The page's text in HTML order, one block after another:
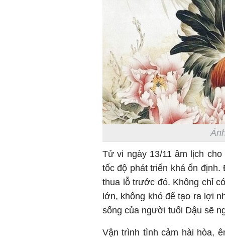
Tử vi ngày 13/11 âm lịch
tốc độ phát triển khá ổn
thua lỗ trước đó. Không chỉ
lớn, không khó để tạo ra lợi
sống của người tuổi Dậu sẽ
Vận trình tình cảm hài hòa,